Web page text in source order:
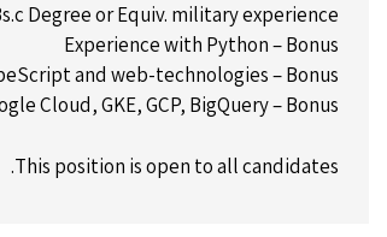
Degree or Equiv. military experience
Experience with Python – Bonus
and web-technologies – Bonus
Cloud, GKE, GCP, BigQuery – Bonus.
This position is open to all candidates.